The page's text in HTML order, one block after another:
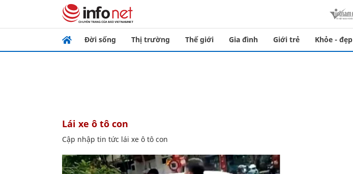
Đời sống Thị trường Thế giới Gia đình Giới trẻ Khỏe - đẹp
lái xe ô tô con
Cập nhập tin tức lái xe ô tô con